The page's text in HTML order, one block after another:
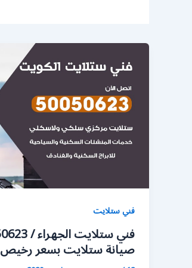
فني ستلايت
صيانة ستلايت بسعر رخيص